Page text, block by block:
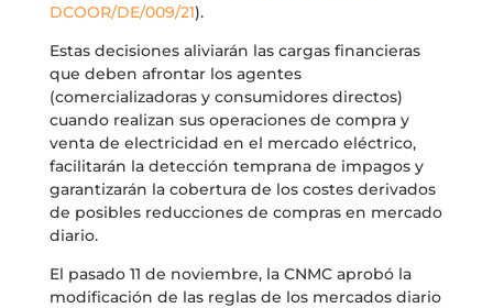
DCOOR/DE/009/21).
Estas decisiones aliviarán las cargas financieras
que deben afrontar los agentes
(comercializadoras y consumidores directos)
cuando realizan sus operaciones de compra y
venta de electricidad en el mercado eléctrico,
facilitarán la detección temprana de impagos y
garantizarán la cobertura de los costes derivados
de posibles reducciones de compras en mercado
diario.
El pasado 11 de noviembre, la CNMC aprobó la
modificación de las reglas de los mercados diario